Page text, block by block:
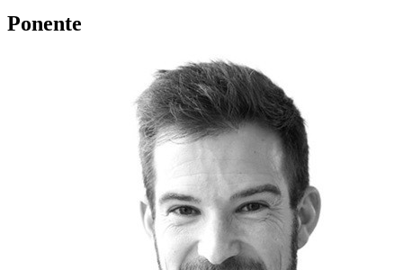
Ponente